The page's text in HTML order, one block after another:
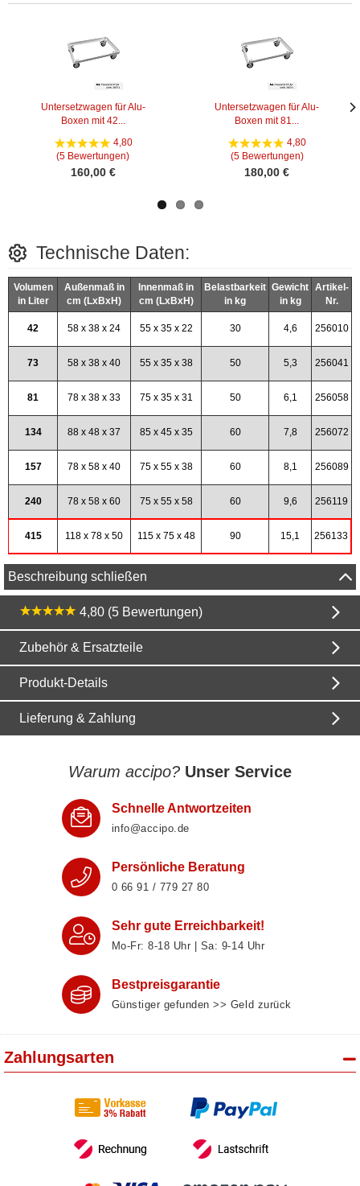
Untersetzwagen für Alu-
Boxen mit 42...
4,80
(5 Bewertungen)
160,00 €
Untersetzwagen für Alu-
Boxen mit 81...
4,80
(5 Bewertungen)
180,00 €
Technische Daten:
Volumen
in Liter
Außenmaß in
cm (LxBxH)
Innenmaß in
cm (LxBxH)
Belastbarkeit
in kg
Gewicht
in kg
Artikel-
Nr.
42 58 x 38 x 24 55 x 35 x 22 30 4,6 256010
73 58 x 38 x 40 55 x 35 x 38 50 5,3 256041
81 78 x 38 x 33 75 x 35 x 31 50 6,1 256058
134 88 x 48 x 37 85 x 45 x 35 60 7,8 256072
157 78 x 58 x 40 75 x 55 x 38 60 8,1 256089
240 78 x 58 x 60 75 x 55 x 58 60 9,6 256119
415 118 x 78 x 50 115 x 75 x 48 90 15,1 256133
Beschreibung schließen
4,80 (5 Bewertungen)
Zubehör & Ersatzteile
Produkt-Details
Lieferung & Zahlung
Warum accipo? Unser Service
Schnelle Antwortzeiten
info@accipo.de
Persönliche Beratung
0 66 91 / 779 27 80
Sehr gute Erreichbarkeit!
Mo-Fr: 8‑18 Uhr | Sa: 9‑14 Uhr
Bestpreisgarantie
Günstiger gefunden >> Geld zurück
Zahlungsarten